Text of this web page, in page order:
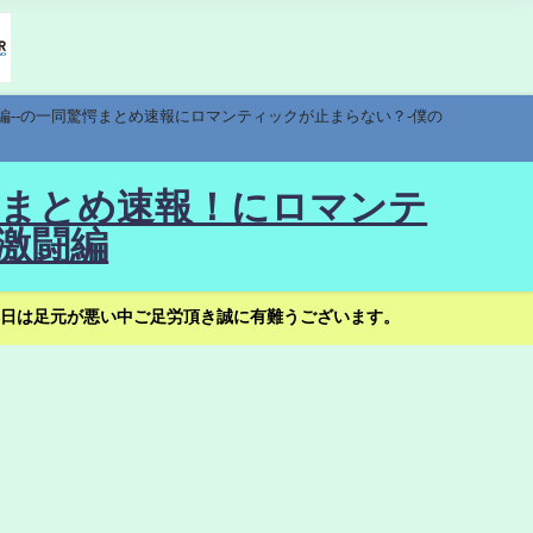
の一同驚愕まとめ速報にロマンティックが止まらない？-僕の
とめ速報！にロマンテ
闘編
足元が悪い中ご足労頂き誠に有難うございます。